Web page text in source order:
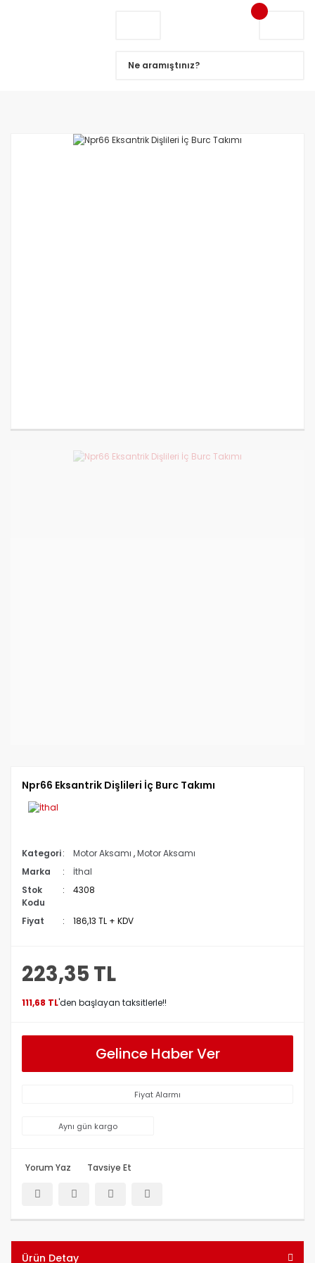
Npr66 Eksantrik Dişlileri İç Burc Takımı
Kategori Motor Aksamı ,Motor Aksamı
Marka
İthal
Stok
Kodu
4308
Fiyat 186,13 TL + KDV
223,35 TL
111,68 TL'den başlayan taksitlerle!!
Gelince Haber Ver
Fiyat Alarmı
Aynı gün kargo
Yorum Yaz Tavsiye Et
Ürün Detay